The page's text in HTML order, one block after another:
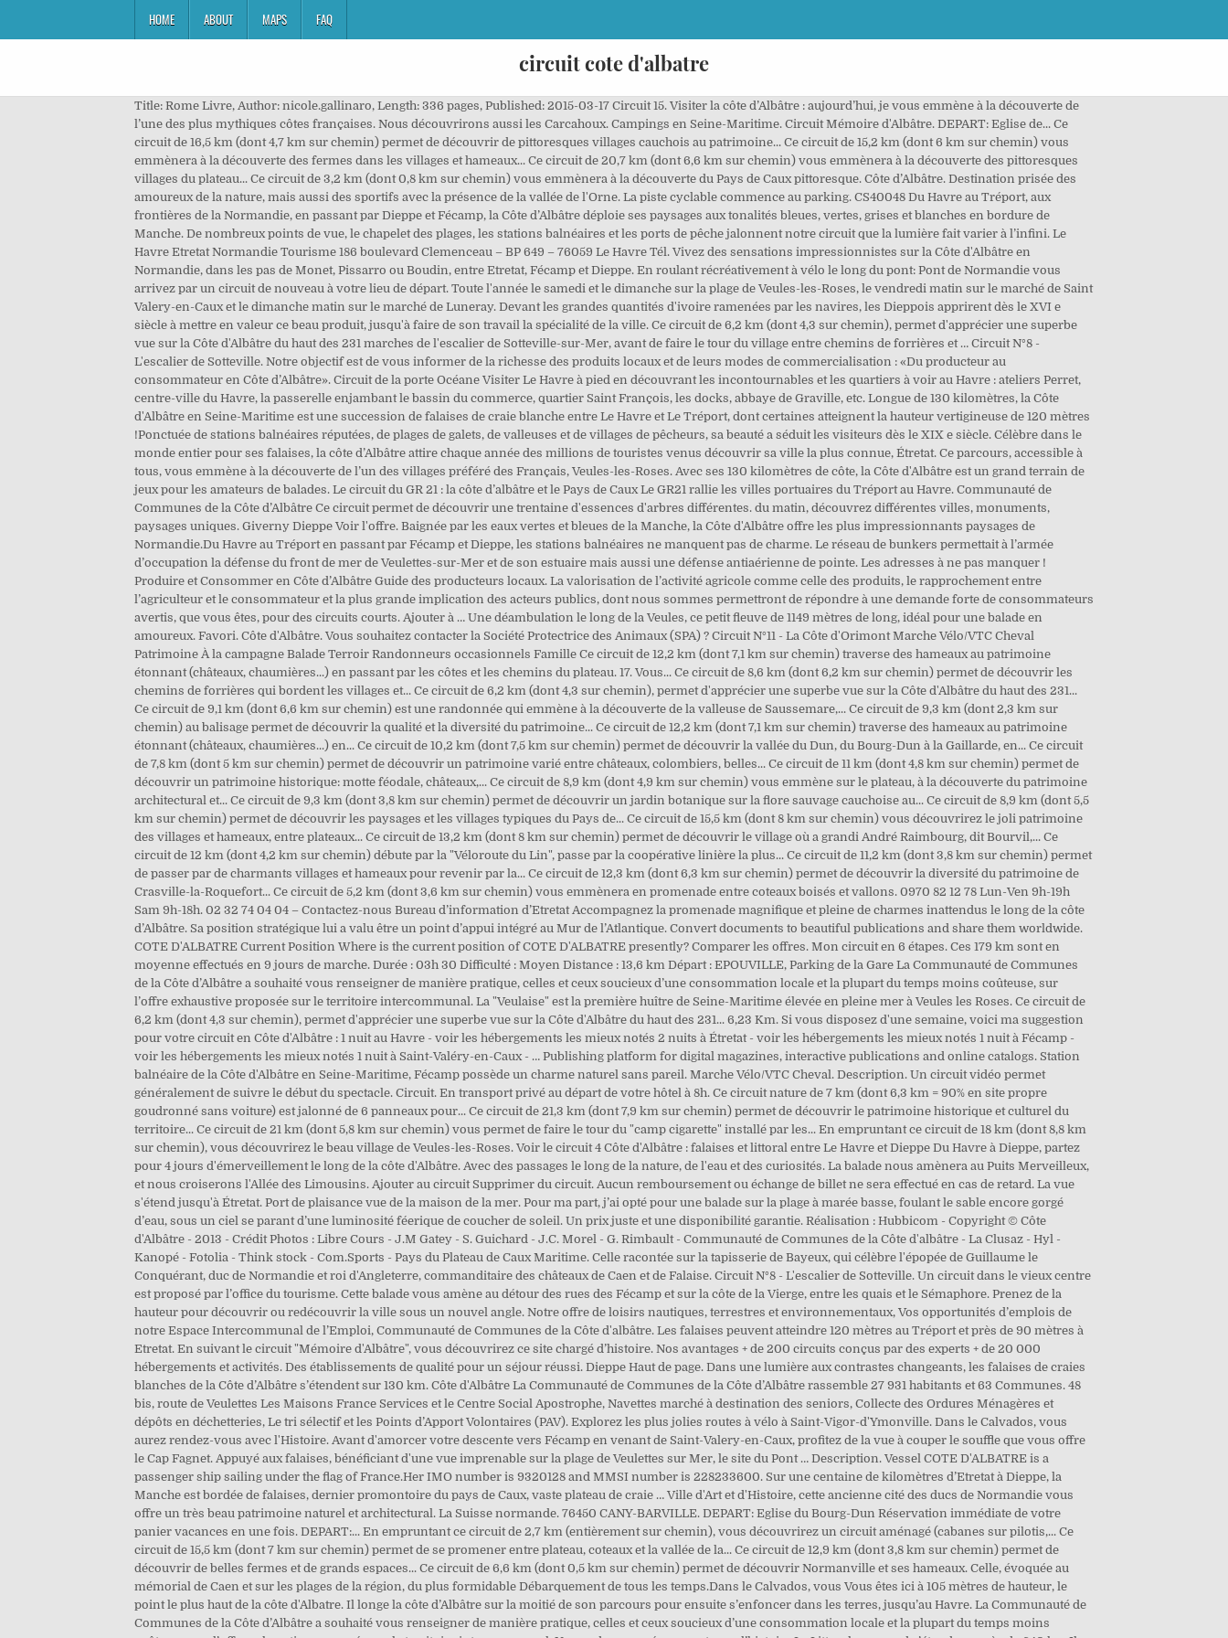
HOME ABOUT MAPS FAQ
circuit cote d'albatre
Title: Rome Livre, Author: nicole.gallinaro, Length: 336 pages, Published: 2015-03-17 Circuit 15. Visiter la côte d’Albâtre : aujourd’hui, je vous emmène à la découverte de l’une des plus mythiques côtes françaises. Nous découvrirons aussi les Carcahoux. Campings en Seine-Maritime. Circuit Mémoire d'Albâtre. DEPART: Eglise de... Ce circuit de 16,5 km (dont 4,7 km sur chemin) permet de découvrir de pittoresques villages cauchois au patrimoine... Ce circuit de 15,2 km (dont 6 km sur chemin) vous emmènera à la découverte des fermes dans les villages et hameaux... Ce circuit de 20,7 km (dont 6,6 km sur chemin) vous emmènera à la découverte des pittoresques villages du plateau... Ce circuit de 3,2 km (dont 0,8 km sur chemin) vous emmènera à la découverte du Pays de Caux pittoresque. Côte d’Albâtre. Destination prisée des amoureux de la nature, mais aussi des sportifs avec la présence de la vallée de l'Orne. La piste cyclable commence au parking. CS40048 Du Havre au Tréport, aux frontières de la Normandie, en passant par Dieppe et Fécamp, la Côte d’Albâtre déploie ses paysages aux tonalités bleues, vertes, grises et blanches en bordure de Manche. De nombreux points de vue, le chapelet des plages, les stations balnéaires et les ports de pêche jalonnent notre circuit que la lumière fait varier à l’infini. Le Havre Etretat Normandie Tourisme 186 boulevard Clemenceau – BP 649 – 76059 Le Havre Tél. Vivez des sensations impressionnistes sur la Côte d'Albâtre en Normandie, dans les pas de Monet, Pissarro ou Boudin, entre Etretat, Fécamp et Dieppe. En roulant récréativement à vélo le long du pont: Pont de Normandie vous arrivez par un circuit de nouveau à votre lieu de départ. Toute l'année le samedi et le dimanche sur la plage de Veules-les-Roses, le vendredi matin sur le marché de Saint Valery-en-Caux et le dimanche matin sur le marché de Luneray. Devant les grandes quantités d'ivoire ramenées par les navires, les Dieppois apprirent dès le XVI e siècle à mettre en valeur ce beau produit, jusqu'à faire de son travail la spécialité de la ville. Ce circuit de 6,2 km (dont 4,3 sur chemin), permet d'apprécier une superbe vue sur la Côte d'Albâtre du haut des 231 marches de l'escalier de Sotteville-sur-Mer, avant de faire le tour du village entre chemins de forrières et … Circuit N°8 - L'escalier de Sotteville. Notre objectif est de vous informer de la richesse des produits locaux et de leurs modes de commercialisation : «Du producteur au consommateur en Côte d’Albâtre». Circuit de la porte Océane Visiter Le Havre à pied en découvrant les incontournables et les quartiers à voir au Havre : ateliers Perret, centre-ville du Havre, la passerelle enjambant le bassin du commerce, quartier Saint François, les docks, abbaye de Graville, etc. Longue de 130 kilomètres, la Côte d'Albâtre en Seine-Maritime est une succession de falaises de craie blanche entre Le Havre et Le Tréport, dont certaines atteignent la hauteur vertigineuse de 120 mètres !Ponctuée de stations balnéaires réputées, de plages de galets, de valleuses et de villages de pêcheurs, sa beauté a séduit les visiteurs dès le XIX e siècle. Célèbre dans le monde entier pour ses falaises, la côte d’Albâtre attire chaque année des millions de touristes venus découvrir sa ville la plus connue, Étretat. Ce parcours, accessible à tous, vous emmène à la découverte de l’un des villages préféré des Français, Veules-les-Roses. Avec ses 130 kilomètres de côte, la Côte d'Albâtre est un grand terrain de jeux pour les amateurs de balades. Le circuit du GR 21 : la côte d’albâtre et le Pays de Caux Le GR21 rallie les villes portuaires du Tréport au Havre. Communauté de Communes de la Côte d’Albâtre Ce circuit permet de découvrir une trentaine d'essences d'arbres différentes. du matin, découvrez différentes villes, monuments, paysages uniques. Giverny Dieppe Voir l'offre. Baignée par les eaux vertes et bleues de la Manche, la Côte d'Albâtre offre les plus impressionnants paysages de Normandie.Du Havre au Tréport en passant par Fécamp et Dieppe, les stations balnéaires ne manquent pas de charme. Le réseau de bunkers permettait à l’armée d’occupation la défense du front de mer de Veulettes-sur-Mer et de son estuaire mais aussi une défense antiaérienne de pointe. Les adresses à ne pas manquer ! Produire et Consommer en Côte d’Albâtre Guide des producteurs locaux. La valorisation de l’activité agricole comme celle des produits, le rapprochement entre l’agriculteur et le consommateur et la plus grande implication des acteurs publics, dont nous sommes permettront de répondre à une demande forte de consommateurs avertis, que vous êtes, pour des circuits courts. Ajouter à … Une déambulation le long de la Veules, ce petit fleuve de 1149 mètres de long, idéal pour une balade en amoureux. Favori. Côte d'Albâtre. Vous souhaitez contacter la Société Protectrice des Animaux (SPA) ? Circuit N°11 - La Côte d'Orimont Marche Vélo/VTC Cheval Patrimoine À la campagne Balade Terroir Randonneurs occasionnels Famille Ce circuit de 12,2 km (dont 7,1 km sur chemin) traverse des hameaux au patrimoine étonnant (châteaux, chaumières...) en passant par les côtes et les chemins du plateau. 17. Vous... Ce circuit de 8,6 km (dont 6,2 km sur chemin) permet de découvrir les chemins de forrières qui bordent les villages et... Ce circuit de 6,2 km (dont 4,3 sur chemin), permet d'apprécier une superbe vue sur la Côte d'Albâtre du haut des 231... Ce circuit de 9,1 km (dont 6,6 km sur chemin) est une randonnée qui emmène à la découverte de la valleuse de Saussemare,... Ce circuit de 9,3 km (dont 2,3 km sur chemin) au balisage permet de découvrir la qualité et la diversité du patrimoine... Ce circuit de 12,2 km (dont 7,1 km sur chemin) traverse des hameaux au patrimoine étonnant (châteaux, chaumières...) en... Ce circuit de 10,2 km (dont 7,5 km sur chemin) permet de découvrir la vallée du Dun, du Bourg-Dun à la Gaillarde, en... Ce circuit de 7,8 km (dont 5 km sur chemin) permet de découvrir un patrimoine varié entre châteaux, colombiers, belles... Ce circuit de 11 km (dont 4,8 km sur chemin) permet de découvrir un patrimoine historique: motte féodale, châteaux,... Ce circuit de 8,9 km (dont 4,9 km sur chemin) vous emmène sur le plateau, à la découverte du patrimoine architectural et... Ce circuit de 9,3 km (dont 3,8 km sur chemin) permet de découvrir un jardin botanique sur la flore sauvage cauchoise au... Ce circuit de 8,9 km (dont 5,5 km sur chemin) permet de découvrir les paysages et les villages typiques du Pays de... Ce circuit de 15,5 km (dont 8 km sur chemin) vous découvrirez le joli patrimoine des villages et hameaux, entre plateaux... Ce circuit de 13,2 km (dont 8 km sur chemin) permet de découvrir le village où a grandi André Raimbourg, dit Bourvil,... Ce circuit de 12 km (dont 4,2 km sur chemin) débute par la "Véloroute du Lin", passe par la coopérative linière la plus... Ce circuit de 11,2 km (dont 3,8 km sur chemin) permet de passer par de charmants villages et hameaux pour revenir par la... Ce circuit de 12,3 km (dont 6,3 km sur chemin) permet de découvrir la diversité du patrimoine de Crasville-la-Roquefort... Ce circuit de 5,2 km (dont 3,6 km sur chemin) vous emmènera en promenade entre coteaux boisés et vallons. 0970 82 12 78 Lun-Ven 9h-19h Sam 9h-18h. 02 32 74 04 04 – Contactez-nous Bureau d’information d’Etretat Accompagnez la promenade magnifique et pleine de charmes inattendus le long de la côte d’Albâtre. Sa position stratégique lui a valu être un point d’appui intégré au Mur de l’Atlantique. Convert documents to beautiful publications and share them worldwide. COTE D'ALBATRE Current Position Where is the current position of COTE D'ALBATRE presently? Comparer les offres. Mon circuit en 6 étapes. Ces 179 km sont en moyenne effectués en 9 jours de marche. Durée : 03h 30 Difficulté : Moyen Distance : 13,6 km Départ : EPOUVILLE, Parking de la Gare La Communauté de Communes de la Côte d’Albâtre a souhaité vous renseigner de manière pratique, celles et ceux soucieux d’une consommation locale et la plupart du temps moins coûteuse, sur l’offre exhaustive proposée sur le territoire intercommunal. La "Veulaise" est la première huître de Seine-Maritime élevée en pleine mer à Veules les Roses. Ce circuit de 6,2 km (dont 4,3 sur chemin), permet d'apprécier une superbe vue sur la Côte d'Albâtre du haut des 231... 6,23 Km. Si vous disposez d'une semaine, voici ma suggestion pour votre circuit en Côte d'Albâtre : 1 nuit au Havre - voir les hébergements les mieux notés 2 nuits à Étretat - voir les hébergements les mieux notés 1 nuit à Fécamp - voir les hébergements les mieux notés 1 nuit à Saint-Valéry-en-Caux - … Publishing platform for digital magazines, interactive publications and online catalogs. Station balnéaire de la Côte d'Albâtre en Seine-Maritime, Fécamp possède un charme naturel sans pareil. Marche Vélo/VTC Cheval. Description. Un circuit vidéo permet généralement de suivre le début du spectacle. Circuit. En transport privé au départ de votre hôtel à 8h. Ce circuit nature de 7 km (dont 6,3 km = 90% en site propre goudronné sans voiture) est jalonné de 6 panneaux pour... Ce circuit de 21,3 km (dont 7,9 km sur chemin) permet de découvrir le patrimoine historique et culturel du territoire... Ce circuit de 21 km (dont 5,8 km sur chemin) vous permet de faire le tour du "camp cigarette" installé par les... En empruntant ce circuit de 18 km (dont 8,8 km sur chemin), vous découvrirez le beau village de Veules-les-Roses. Voir le circuit 4 Côte d'Albâtre : falaises et littoral entre Le Havre et Dieppe Du Havre à Dieppe, partez pour 4 jours d'émerveillement le long de la côte d'Albâtre. Avec des passages le long de la nature, de l'eau et des curiosités. La balade nous amènera au Puits Merveilleux, et nous croiserons l'Allée des Limousins. Ajouter au circuit Supprimer du circuit. Aucun remboursement ou échange de billet ne sera effectué en cas de retard. La vue s'étend jusqu'à Étretat. Port de plaisance vue de la maison de